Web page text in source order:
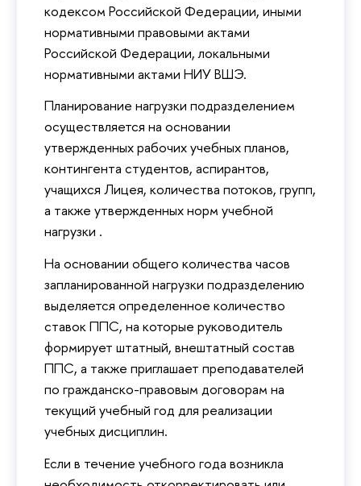
кодексом Российской Федерации, иными
нормативными правовыми актами
Российской Федерации, локальными
нормативными актами НИУ ВШЭ.
Планирование нагрузки подразделением
осуществляется на основании
утвержденных рабочих учебных планов,
контингента студентов, аспирантов,
учащихся Лицея, количества потоков, групп,
а также утвержденных норм учебной
нагрузки .
На основании общего количества часов
запланированной нагрузки подразделению
выделяется определенное количество
ставок ППС, на которые руководитель
формирует штатный, внештатный состав
ППС, а также приглашает преподавателей
по гражданско-правовым договорам на
текущий учебный год для реализации
учебных дисциплин.
Если в течение учебного года возникла